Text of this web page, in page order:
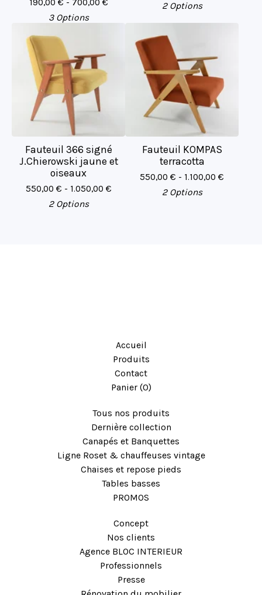
190,00 € - 700,00 €
3 Options
2 Options
Fauteuil 366 signé
J.Chierowski jaune et
oiseaux
550,00 € - 1.050,00 €
2 Options
Fauteuil KOMPAS
terracotta
550,00 € - 1.100,00 €
2 Options
Accueil
Produits
Contact
Panier (0)
Tous nos produits
Dernière collection
Canapés et Banquettes
Ligne Roset & chauffeuses vintage
Chaises et repose pieds
Tables basses
PROMOS
Concept
Nos clients
Agence BLOC INTERIEUR
Professionnels
Presse